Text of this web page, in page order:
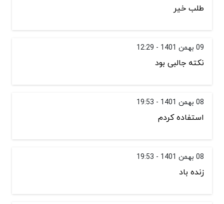
طلب خیر
09 بهمن 1401 - 12:29
نکته جالبی بود
08 بهمن 1401 - 19:53
استفاده کردم
08 بهمن 1401 - 19:53
زنده باد